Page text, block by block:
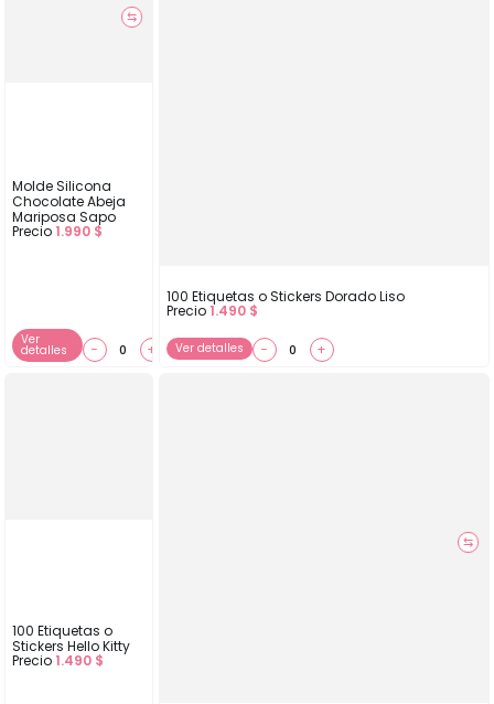
⇆
Molde Silicona
Chocolate Abeja
Mariposa Sapo
Precio 1.990 $
Ver
detalles − +
100 Etiquetas o Stickers Dorado Liso
Precio 1.490 $
Ver detalles − +
100 Etiquetas o
Stickers Hello Kitty
Precio 1.490 $
⇆